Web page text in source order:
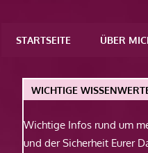
WordPress-
STARTSEITE ÜBER
WICHTIGE
Wichtige Infos rund um
und der Sicherheit Eurer